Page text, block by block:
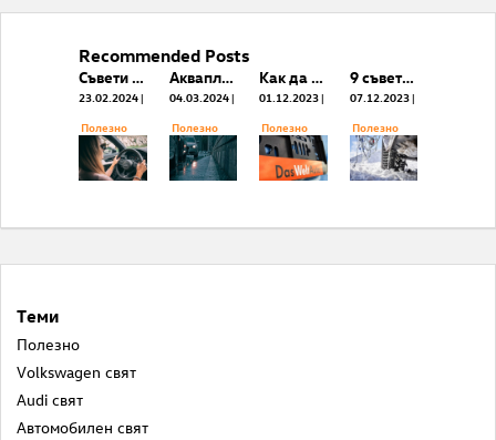
Recommended Posts
Съвети при тестово шофиране на кола втора ръка
23.02.2024
Полезнo
Аквапланинг. Как да реагираме, когато попаднем в такава ситуация?
04.03.2024
Полезнo
Как да намерим подходящия за нас автомобил на Das Weltauto?
01.12.2023
Полезнo
9 съвета за Вашия автомобил за зимния сезон
07.12.2023
Полезнo
Теми
Полезнo
Volkswagen свят
Audi свят
Автомобилен свят